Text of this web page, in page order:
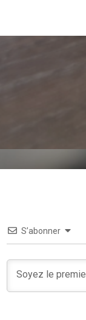
S’abonner